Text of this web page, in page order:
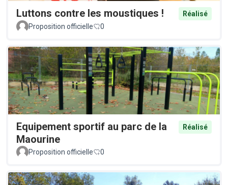
Luttons contre les moustiques !
Réalisé
Proposition officielle
0
Equipement sportif au parc de la
Maourine
Réalisé
Proposition officielle 0